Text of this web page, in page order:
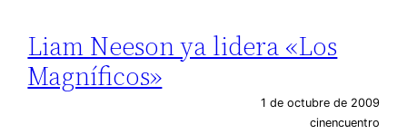
Liam Neeson ya lidera «Los
Magníficos»
1 de octubre de 2009
cinencuentro